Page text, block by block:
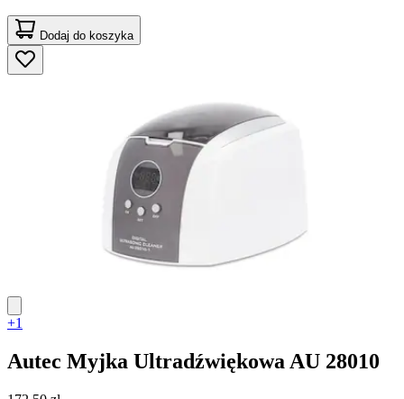
Dodaj do koszyka
+1
Autec Myjka Ultradźwiękowa AU 28010